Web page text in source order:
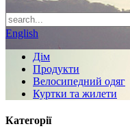
English
Дім
Продукти
Велосипедний одяг
Куртки та жилети
Категорії